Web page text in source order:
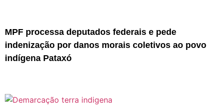
MPF processa deputados federais e pede
indenização por danos morais coletivos ao povo
indígena Pataxó